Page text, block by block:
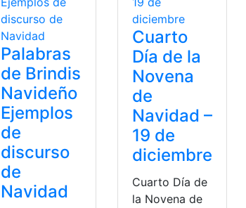
Palabras
de Brindis
Navideño
Ejemplos
de
discurso
de
Navidad
Cuarto
Día de la
Novena
de
Navidad –
19 de
diciembre
Cuarto Día de
la Novena de